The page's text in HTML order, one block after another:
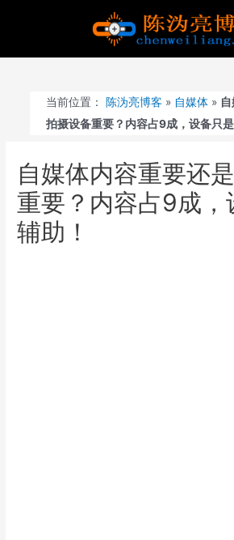
当前位置： 陈沩亮博客 » 自媒体 »
拍摄设备重要？内容占9成，设备只是
自媒体内容重要还
重要？内容占9成，
辅助！